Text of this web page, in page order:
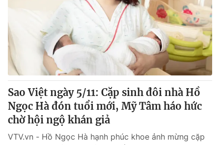
THỜI BÁO VTV
Theo dõi báo trên
Cơ quan chủ quản:Đài Truyền hình Việt Nam
Cơ quan báo chí:Thời báo VTV
Giấy phép hoạt động báo in và báo điện tử số 483/GP-BTTTT
cấp ngày 29/12/2023
Phó Tổng Biên tập:
Sao Việt ngày 5/11: Cặp sinh đôi nhà Hồ
Ngọc Hà đón tuổi mới, Mỹ Tâm háo hức
chờ hội ngộ khán giả
VTV.vn - Hồ Ngọc Hà hạnh phúc khoe ảnh mừng cặp